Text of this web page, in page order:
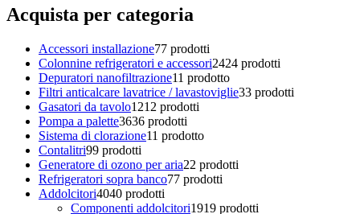
Acquista per categoria
Accessori installazione77 prodotti
Colonnine refrigeratori e accessori2424 prodotti
Depuratori nanofiltrazione11 prodotto
Filtri anticalcare lavatrice / lavastoviglie33 prodotti
Gasatori da tavolo1212 prodotti
Pompa a palette3636 prodotti
Sistema di clorazione11 prodotto
Contalitri99 prodotti
Generatore di ozono per aria22 prodotti
Refrigeratori sopra banco77 prodotti
Addolcitori4040 prodotti
Componenti addolcitori1919 prodotti